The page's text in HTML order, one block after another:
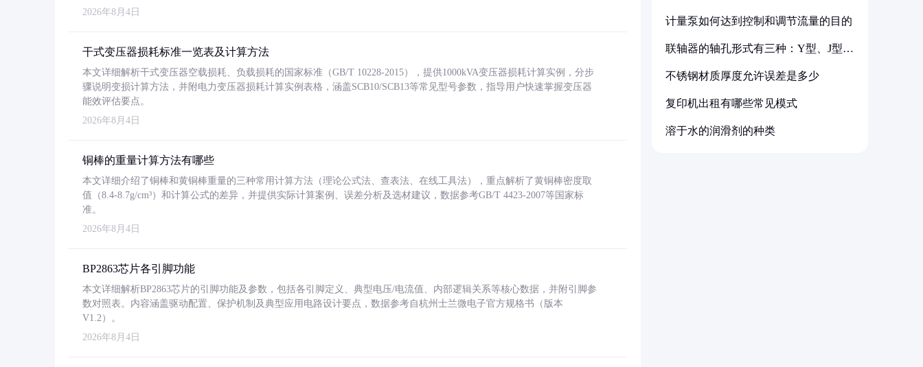
2026年8月4日
干式变压器损耗标准一览表及计算方法
本文详细解析干式变压器空载损耗、负载损耗的国家标准（GB/T 10228-2015），提供1000kVA变压器损耗计算实例，分步
骤说明变损计算方法，并附电力变压器损耗计算实例表格，涵盖SCB10/SCB13等常见型号参数，指导用户快速掌握变压器
能效评估要点。
2026年8月4日
铜棒的重量计算方法有哪些
本文详细介绍了铜棒和黄铜棒重量的三种常用计算方法（理论公式法、查表法、在线工具法），重点解析了黄铜棒密度取
值（8.4-8.7g/cm³）和计算公式的差异，并提供实际计算案例、误差分析及选材建议，数据参考GB/T 4423-2007等国家标
准。
2026年8月4日
BP2863芯片各引脚功能
本文详细解析BP2863芯片的引脚功能及参数，包括各引脚定义、典型电压/电流值、内部逻辑关系等核心数据，并附引脚参
数对照表。内容涵盖驱动配置、保护机制及典型应用电路设计要点，数据参考自杭州士兰微电子官方规格书（版本
V1.2）。
2026年8月4日
计量泵如何达到控制和调节流量的目的
联轴器的轴孔形式有三种：Y型、J型、
不锈钢材质厚度允许误差是多少
复印机出租有哪些常见模式
溶于水的润滑剂的种类